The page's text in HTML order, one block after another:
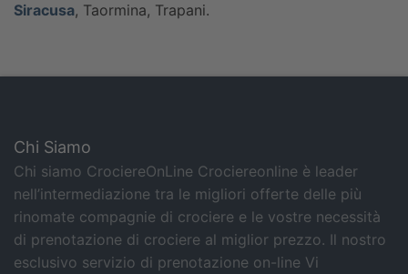
Siracusa, Taormina, Trapani.
Chi Siamo
Chi siamo CrociereOnLine Crociereonline è leader
nell’intermediazione tra le migliori offerte delle più
rinomate compagnie di crociere e le vostre necessità
di prenotazione di crociere al miglior prezzo. Il nostro
esclusivo servizio di prenotazione on-line Vi